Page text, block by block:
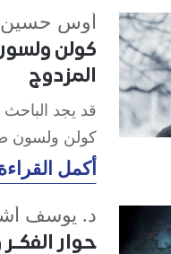
أوس حسين
كولن
المزدوج
قد يجد
كولن ولسون
أكمل
د. يوسف
حوار